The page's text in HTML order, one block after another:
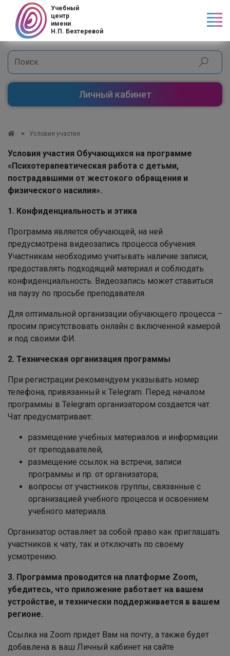
Учебный
центр
имени
Н.П. Бехтеревой
Личный кабинет
Условия участия
Условия участия Обучающихся на программе
«Психотерапевтическая работа с детьми,
пострадавшими от жестокого обращения и
физического насилия».
1. Конфиденциальность и этика
Программа является обучающей, на ней
предусмотрена видеозапись процесса обучения.
Участникам необходимо учитывать наличие записи,
предоставлять подходящий материал и соблюдать
конфиденциальность. Видеозапись может ставиться
на паузу по просьбе преподавателя.
Для оптимальной организации обучающего процесса –
просим присутствовать онлайн с включенной камерой
и под своими ФИ.
2. Техническая организация программы
При регистрации рекомендуем указывать номер
телефона, привязанный к Telegram. Перед началом
программы в Telegram организатором создается чат.
Чат предусматривает:
размещение учебных материалов и информации
от преподавателей;
размещение ссылок на встречи, записи
программы и пр. от организатора;
вопросы от участников группы, связанные с
организацией учебного процесса и освоением
учебного материала.
Организатор оставляет за собой право как приглашать
участников к чату, так и отключать по своему
усмотрению.
3. Программа проводится на платформе Zoom,
убедитесь, что приложение работает на вашем
устройстве, и технически поддерживается в вашем
регионе.
Ссылка на Zoom придет Вам на почту, а также будет
добавлена в ваш Личный кабинет на сайте